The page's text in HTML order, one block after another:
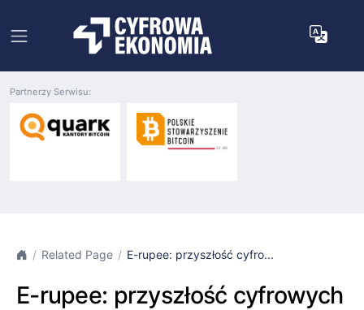
Partnerzy Serwisu:
Related Page E-rupee: przyszłość cyfro...
E-rupee: przyszłość cyfrowych